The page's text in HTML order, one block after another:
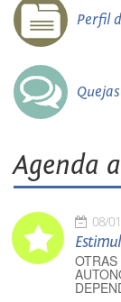
Perfil
Agenda
08/